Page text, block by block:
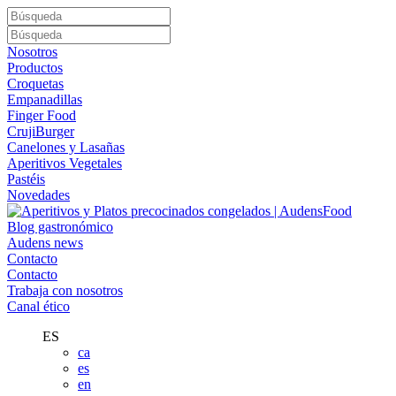
Nosotros
Productos
Croquetas
Empanadillas
Finger Food
CrujiBurger
Canelones y Lasañas
Aperitivos Vegetales
Pastéis
Novedades
Blog gastronómico
Audens news
Contacto
Contacto
Trabaja con nosotros
Canal ético
ES
ca
es
en